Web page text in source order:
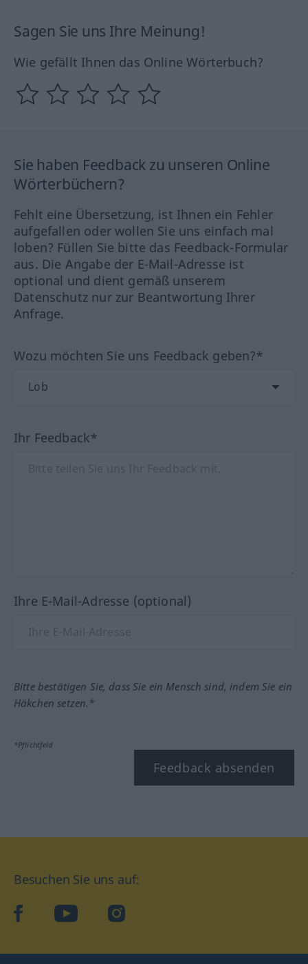
Sagen Sie uns Ihre Meinung!
Wie gefällt Ihnen das Online Wörterbuch?
Sie haben Feedback zu unseren Online
Wörterbüchern?
Fehlt eine Übersetzung, ist Ihnen ein Fehler
aufgefallen oder wollen Sie uns einfach mal
loben? Füllen Sie bitte das Feedback-Formular
aus. Die Angabe der E-Mail-Adresse ist
optional und dient gemäß unserem
Datenschutz nur zur Beantwortung Ihrer
Anfrage.
Wozu möchten Sie uns Feedback geben?*
Ihr Feedback*
Ihre E-Mail-Adresse (optional)
Bitte bestätigen Sie, dass Sie ein Mensch sind, indem Sie ein
Häkchen setzen.*
*Pflichtfeld
Feedback absenden
Besuchen Sie uns auf:
facebookYouTube Instagram